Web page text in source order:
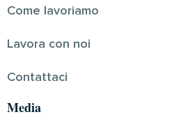
Come lavoriamo
Lavora con noi
Contattaci
Media